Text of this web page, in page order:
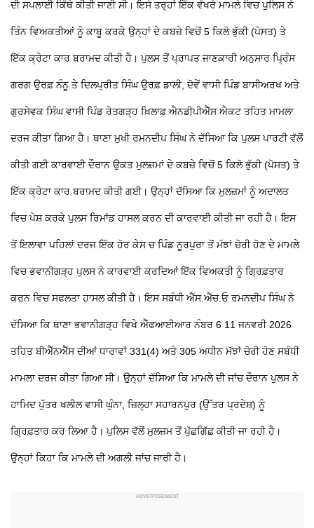
ਦੀ ਸਪਲਾਈ ਕਿੱਥੇ ਕੀਤੀ ਜਾਣੀ ਸੀ।ਇਸੇ ਤਰ੍ਹਾਂ ਇੱਕ ਵੱਖਰੇ ਮਾਮਲੇ ਵਿਚ ਪੁਲਿਸ ਨੇ
ਤਿੰਨ ਵਿਅਕਤੀਆਂ ਨੂੰ ਕਾਬੂ ਕਰਕੇ ਉਨ੍ਹਾਂ ਦੇ ਕਬਜ਼ੇ ਵਿਚੋਂ 5 ਕਿਲੋ ਭੁੱਕੀ (ਪੋਸਤ) ਤੇ
ਇੱਕ ਕ੍ਰੇਟਾ ਕਾਰ ਬਰਾਮਦ ਕੀਤੀ ਹੈ। ਪੁਲਸ ਤੋਂ ਪ੍ਰਾਪਤ ਜਾਣਕਾਰੀ ਅਨੁਸਾਰ ਪ੍ਰਿੰਸ
ਗਰਗ ਉਰਫ਼ ਨੰਨੂ ਤੇ ਦਿਲਪ੍ਰੀਤ ਸਿੰਘ ਉਰਫ਼ ਡਾਲੀ, ਦੋਵੇਂ ਵਾਸੀ ਪਿੰਡ ਬਾਸੀਅਰਖ ਅਤੇ
ਗੁਰਸੇਵਕ ਸਿੰਘ ਵਾਸੀ ਪਿੰਡ ਰੇਤਗੜ੍ਹ ਖ਼ਿਲਾਫ਼ ਐਨਡੀਪੀਐੱਸ ਐਕਟ ਤਹਿਤ ਮਾਮਲਾ
ਦਰਜ ਕੀਤਾ ਗਿਆ ਹੈ। ਥਾਣਾ ਮੁਖੀ ਰਮਨਦੀਪ ਸਿੰਘ ਨੇ ਦੱਸਿਆ ਕਿ ਪੁਲਸ ਪਾਰਟੀ ਵੱਲੋਂ
ਕੀਤੀ ਗਈ ਕਾਰਵਾਈ ਦੌਰਾਨ ਉਕਤ ਮੁਲਜ਼ਮਾਂ ਦੇ ਕਬਜ਼ੇ ਵਿਚੋਂ 5 ਕਿਲੋ ਭੁੱਕੀ (ਪੋਸਤ) ਤੇ
ਇੱਕ ਕ੍ਰੇਟਾ ਕਾਰ ਬਰਾਮਦ ਕੀਤੀ ਗਈ। ਉਨ੍ਹਾਂ ਦੱਸਿਆ ਕਿ ਮੁਲਜ਼ਮਾਂ ਨੂੰ ਅਦਾਲਤ
ਵਿਚ ਪੇਸ਼ ਕਰਕੇ ਪੁਲਸ ਰਿਮਾਂਡ ਹਾਸਲ ਕਰਨ ਦੀ ਕਾਰਵਾਈ ਕੀਤੀ ਜਾ ਰਹੀ ਹੈ।ਇਸ
ਤੋਂ ਇਲਾਵਾ ਪਹਿਲਾਂ ਦਰਜ ਇੱਕ ਹੋਰ ਕੇਸਚ ਪਿੰਡ ਨੂਰਪੁਰਾ ਤੋਂ ਮੱਝਾਂ ਚੋਰੀ ਹੋਣ ਦੇ ਮਾਮਲੇ
ਵਿਚ ਭਵਾਨੀਗੜ੍ਹ ਪੁਲਸ ਨੇ ਕਾਰਵਾਈ ਕਰਦਿਆਂ ਇੱਕ ਵਿਅਕਤੀ ਨੂੰ ਗ੍ਰਿਫ਼ਤਾਰ
ਕਰਨ ਵਿਚ ਸਫਲਤਾ ਹਾਸਲ ਕੀਤੀ ਹੈ। ਇਸ ਸਬੰਧੀ ਐੱਸ.ਐੱਚ.ਓ ਰਮਨਦੀਪ ਸਿੰਘ ਨੇ
ਦੱਸਿਆ ਕਿ ਥਾਣਾ ਭਵਾਨੀਗੜ੍ਹ ਵਿਖੇ ਐੱਫਆਈਆਰ ਨੰਬਰ 6 11 ਜਨਵਰੀ 2026
ਤਹਿਤ ਬੀਐੱਨਐੱਸ ਦੀਆਂ ਧਾਰਾਵਾਂ 331(4) ਅਤੇ 305 ਅਧੀਨ ਮੱਝਾਂ ਚੋਰੀ ਹੋਣ ਸਬੰਧੀ
ਮਾਮਲਾ ਦਰਜ ਕੀਤਾ ਗਿਆ ਸੀ। ਉਨ੍ਹਾਂ ਦੱਸਿਆ ਕਿ ਮਾਮਲੇ ਦੀ ਜਾਂਚ ਦੌਰਾਨ ਪੁਲਸ ਨੇ
ਹਾਮਿਦ ਪੁੱਤਰ ਖਲੀਲ ਵਾਸੀ ਘੁੰਨਾ, ਜ਼ਿਲ੍ਹਾ ਸਹਾਰਨਪੁਰ (ਉੱਤਰ ਪ੍ਰਦੇਸ਼) ਨੂੰ
ਗ੍ਰਿਫ਼ਤਾਰ ਕਰ ਲਿਆ ਹੈ। ਪੁਲਿਸ ਵੱਲੋਂ ਮੁਲਜ਼ਮ ਤੋਂ ਪੁੱਛਗਿੱਛ ਕੀਤੀ ਜਾ ਰਹੀ ਹੈ।
ਉਨ੍ਹਾਂ ਕਿਹਾ ਕਿ ਮਾਮਲੇ ਦੀ ਅਗਲੀ ਜਾਂਚ ਜਾਰੀ ਹੈ।